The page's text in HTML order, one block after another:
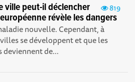
819
ville peut-il déclencher
révèle les dangers
nouvelle. Cependant, à
se développent et que les
de...